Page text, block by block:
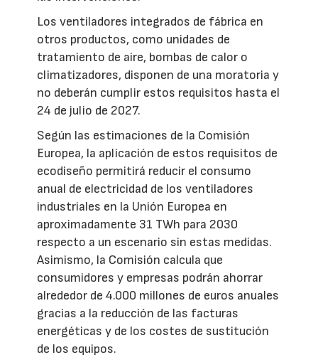
Los ventiladores integrados de fábrica en
otros productos, como unidades de
tratamiento de aire, bombas de calor o
climatizadores, disponen de una moratoria y
no deberán cumplir estos requisitos hasta el
24 de julio de 2027.
Según las estimaciones de la Comisión
Europea, la aplicación de estos requisitos de
ecodiseño permitirá reducir el consumo
anual de electricidad de los ventiladores
industriales en la Unión Europea en
aproximadamente 31 TWh para 2030
respecto a un escenario sin estas medidas.
Asimismo, la Comisión calcula que
consumidores y empresas podrán ahorrar
alrededor de 4.000 millones de euros anuales
gracias a la reducción de las facturas
energéticas y de los costes de sustitución
de los equipos.